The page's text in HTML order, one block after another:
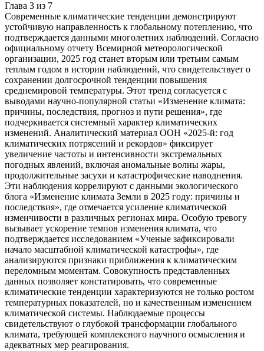
Глава 3 из 7
Современные климатические тенденции демонстрируют
устойчивую направленность к глобальному потеплению, что
подтверждается данными многолетних наблюдений. Согласно
официальному отчету Всемирной метеорологической
организации, 2025 год станет вторым или третьим самым
теплым годом в истории наблюдений, что свидетельствует о
сохранении долгосрочной тенденции повышения
среднемировой температуры. Этот тренд согласуется с
выводами научно-популярной статьи «Изменение климата:
причины, последствия, прогноз и пути решения», где
подчеркивается системный характер климатических
изменений. Аналитический материал ООН «2025-й: год
климатических потрясений и рекордов» фиксирует
увеличение частоты и интенсивности экстремальных
погодных явлений, включая аномальные волны жары,
продолжительные засухи и катастрофические наводнения.
Эти наблюдения коррелируют с данными экологического
блога «Изменение климата Земли в 2025 году: причины и
последствия», где отмечается усиление климатической
изменчивости в различных регионах мира. Особую тревогу
вызывает ускорение темпов изменения климата, что
подтверждается исследованием «Ученые зафиксировали
начало масштабной климатической катастрофы», где
анализируются признаки приближения к климатическим
переломным моментам. Совокупность представленных
данных позволяет констатировать, что современные
климатические тенденции характеризуются не только ростом
температурных показателей, но и качественным изменением
климатической системы. Наблюдаемые процессы
свидетельствуют о глубокой трансформации глобального
климата, требующей комплексного научного осмысления и
адекватных мер реагирования.